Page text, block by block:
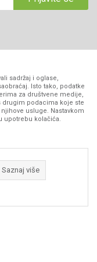
sadržaj i oglase,
Isto tako, podatke
za društvene medije,
drugim podacima koje ste
usluge. Nastavkom
upotrebu kolačića.
Saznaj više